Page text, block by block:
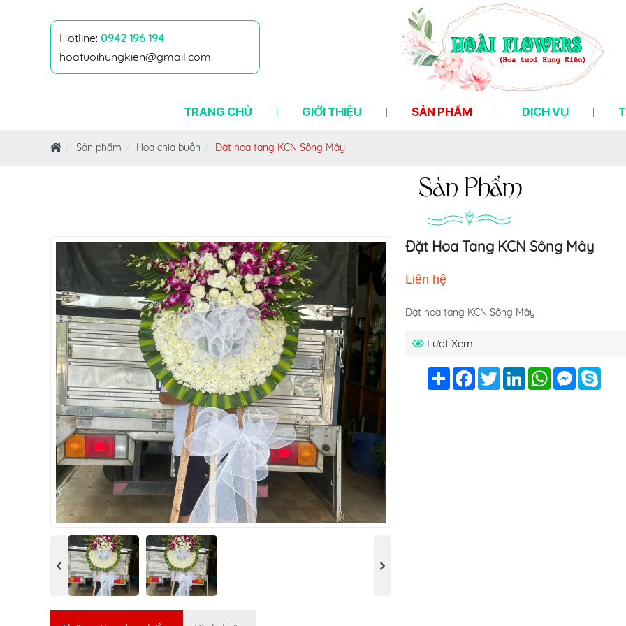
Hotline: 0942 196 194
hoatuoihungkien@gmail.com
TRANG CHỦ GIỚI THIỆU SẢN PHẨM DỊCH VỤ
Sản phẩm Hoa chia buồn Đặt hoa tang KCN Sông Mây
Sản Phẩm
Đặt Hoa Tang KCN Sông Mây
Liên hệ
Đặt hoa tang KCN Sông Mây
Lượt Xem:
Chia
sẻ
Facebook
TwitterLinkedInWhatsAppMessenger